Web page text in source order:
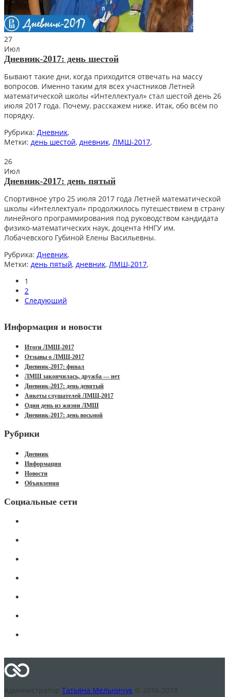
27
Июл
Дневник-2017: день шестой
Бывают такие дни, когда приходится отвечать на массу
вопросов. Именно таким для всех участников Летней
математической школы «Интеллектуал» стал шестой день 26
июля 2017 года. Почему, расскажем ниже. Итак, обо всём по
порядку.
Рубрика: Дневник,
Метки: день шестой, дневник, ЛМШ-2017,
26
Июл
Дневник-2017: день пятый
Спортивное утро 25 июля 2017 года Летней математической
школы «Интеллектуал» продолжилось путешествием в страну
линейного программирования под руководством кандидата
физико-математических наук, доцента ННГУ им.
Лобачевского Губиной Елены Васильевны.
Рубрика: Дневник,
Метки: день пятый, дневник, ЛМШ-2017,
1
2
Следующий
Информация и новости
Итоги ЛМШ-2017
Отзывы о ЛМШ-2017
Дневник-2017: финал
ЛМШ закончилась, дружба — нет
Дневник-2017: день девятый
Анкеты слушателей ЛМШ-2017
Один день из жизни ЛМШ
Дневник-2017: день восьмой
Рубрики
Дневник
Информация
Новости
Объявления
Социальные сети
Администратор Татьяна Мельничук © 2016-2018